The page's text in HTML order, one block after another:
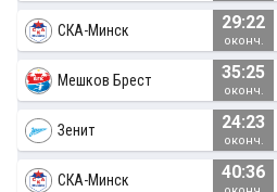
СКА-Минск 29:22
оконч.
Мешков Брест 35:25
оконч.
Зенит 24:23
оконч.
СКА-Минск 40:36